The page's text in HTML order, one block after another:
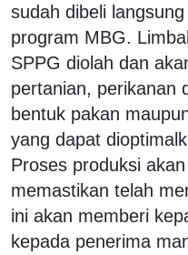
sudah dibeli
program MBG.
SPPG diolah dan
pertanian, perikanan
bentuk pakan
yang dapat
Proses produksi
memastikan telah
ini akan memberi
kepada penerima